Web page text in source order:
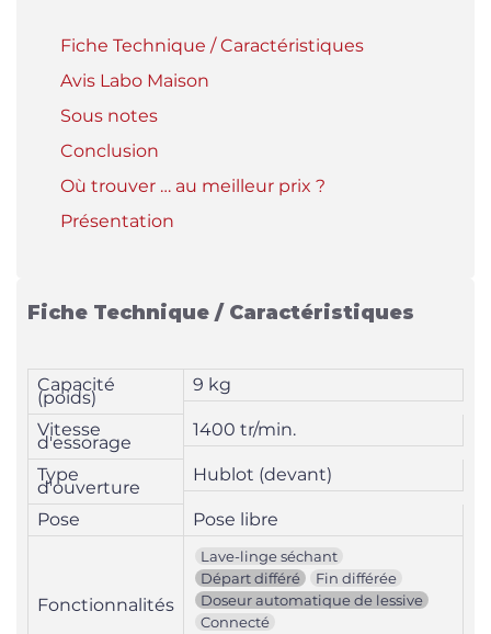
Fiche Technique / Caractéristiques
Avis Labo Maison
Sous notes
Conclusion
Où trouver … au meilleur prix ?
Présentation
Fiche Technique / Caractéristiques
Capacité
(poids)
9 kg
Vitesse
d'essorage
1400 tr/min.
Type
d'ouverture
Hublot (devant)
Pose Pose libre
Fonctionnalités
Lave-linge séchant
Départ différé
Fin différée
Doseur automatique de lessive
Connecté